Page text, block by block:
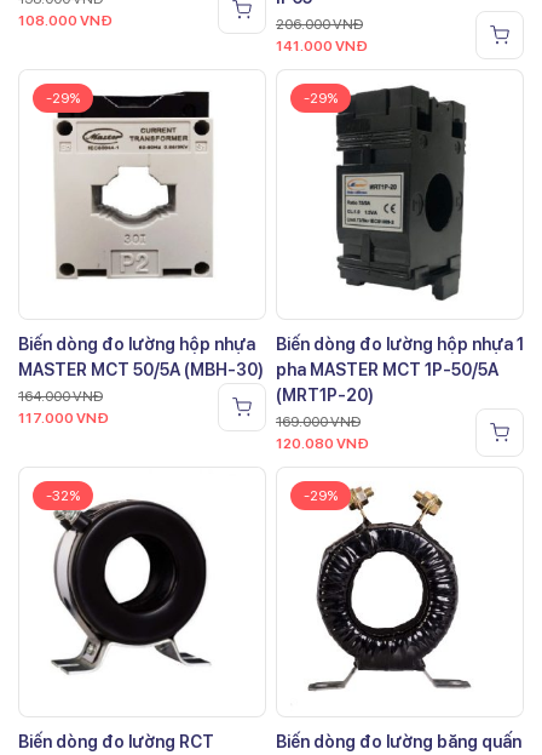
108.000 VNĐ 206.000VNĐ
141.000 VNĐ
-29%
Biến dòng đo lường hộp nhựa
MASTER MCT 50/5A (MBH-30)
164.000VNĐ
117.000 VNĐ
-29%
Biến dòng đo lường hộp nhựa 1
pha MASTER MCT 1P-50/5A
(MRT1P-20)
169.000VNĐ
120.080 VNĐ
-32%
Biến dòng đo lường RCT
-29%
Biến dòng đo lường băng quấn